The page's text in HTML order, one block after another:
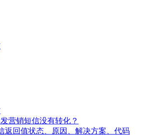
营销短信没有转化？
返回值状态、原因、解决方案、代码